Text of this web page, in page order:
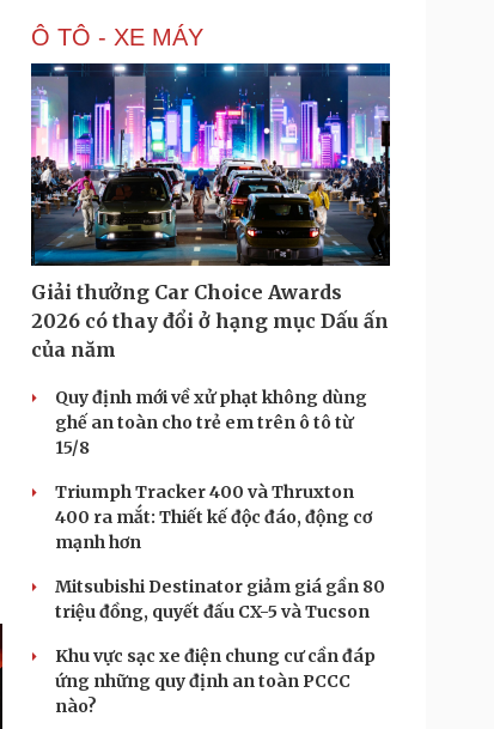
Ô TÔ - XE MÁY
Giải thưởng Car Choice Awards
2026 có thay đổi ở hạng mục Dấu ấn
của năm
Quy định mới về xử phạt không dùng
ghế an toàn cho trẻ em trên ô tô từ
15/8
Triumph Tracker 400 và Thruxton
400 ra mắt: Thiết kế độc đáo, động cơ
mạnh hơn
Mitsubishi Destinator giảm giá gần 80
triệu đồng, quyết đấu CX-5 và Tucson
Khu vực sạc xe điện chung cư cần đáp
ứng những quy định an toàn PCCC
nào?